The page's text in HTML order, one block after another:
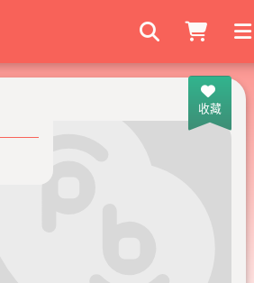
搜尋商家
收藏